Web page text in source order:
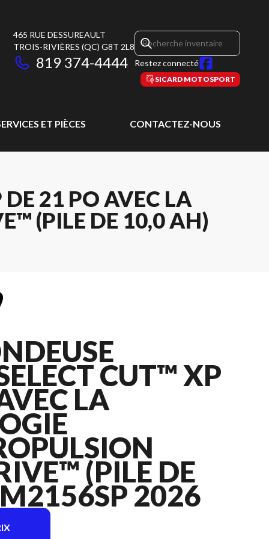
465 RUE DESSUREAULT
TROIS-RIVIÈRES (QC) G8T 2L8
819 374-4444 Restez connecté
SICARD MOTOSPORT
ET PIÈCES CONTACTEZ-NOUS
21 PO AVEC LA
(PILE DE 10,0 AH)
CUT™ XP
LA
(PILE DE
2026